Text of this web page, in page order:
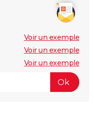
Voir un exemple
Voir un exemple
Voir un exemple